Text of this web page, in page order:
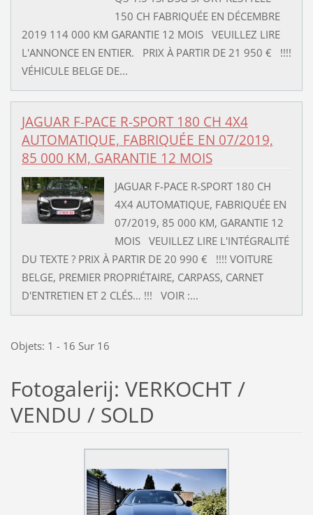
150 CH FABRIQUÉE EN DÉCEMBRE
2019 114 000 KM GARANTIE 12 MOIS VEUILLEZ LIRE
L'ANNONCE EN ENTIER. PRIX À PARTIR DE 21 950 € !!!!
VÉHICULE BELGE DE...
JAGUAR F-PACE R-SPORT 180 CH 4X4
AUTOMATIQUE, FABRIQUÉE EN 07/2019,
85 000 KM, GARANTIE 12 MOIS
JAGUAR F-PACE R-SPORT 180 CH
4X4 AUTOMATIQUE, FABRIQUÉE EN
07/2019, 85 000 KM, GARANTIE 12
MOIS VEUILLEZ LIRE L'INTÉGRALITÉ
DU TEXTE ? PRIX À PARTIR DE 20 990 € !!!! VOITURE
BELGE, PREMIER PROPRIÉTAIRE, CARPASS, CARNET
D'ENTRETIEN ET 2 CLÉS… !!! VOIR :...
Objets: 1 - 16 Sur 16
Fotogalerij: VERKOCHT /
VENDU / SOLD